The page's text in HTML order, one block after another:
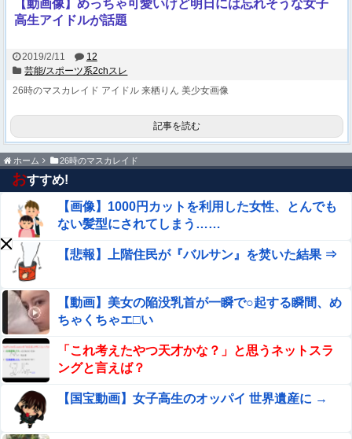
【動画像】めっちゃ可愛いけど明日には忘れそうな女子
高生アイドルが話題
2019/2/11
12
芸能/スポーツ系2chスレ
26時のマスカレイド アイドル 来栖りん 美少女画像
記事を読む
ホーム 26時のマスカレイド
おすすめ!
【画像】1000円カットを利用した女性、とんでも
ない髪型にされてしまう……
【悲報】上階住民が『バルサン』を焚いた結果 ⇒
【動画】美女の陥没乳首が一瞬で○起する瞬間、め
ちゃくちゃエ□い
「これ考えたやつ天才かな？」と思うネットスラ
ングと言えば？
【国宝動画】女子高生のオッパイ 世界遺産に →